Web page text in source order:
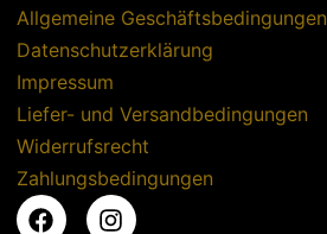
Allgemeine Geschäftsbedingungen
Datenschutzerklärung
Impressum
Liefer- und Versandbedingungen
Widerrufsrecht
Zahlungsbedingungen